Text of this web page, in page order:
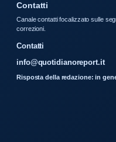
Contatti
Canale contatti focalizzato sulle
correzioni.
Contatti
info@quotidianoreport.it
Risposta della redazione: in